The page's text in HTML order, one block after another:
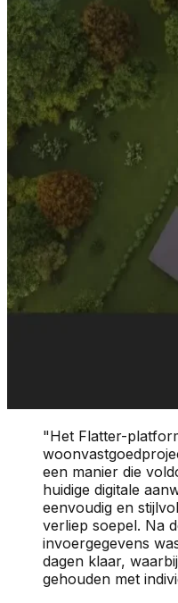
"Het Flatter-
een manier die
huidige digitale
eenvoudig en
verliep soepel. Na
invoergegevens
dagen klaar,
gehouden met